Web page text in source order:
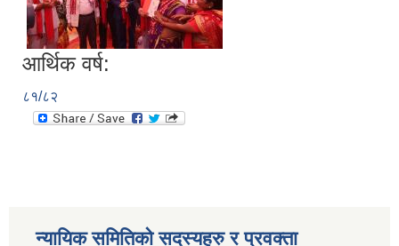
आर्थिक वर्ष:
८१/८२
न्यायिक समितिको सदस्यहरु र प्रवक्ता